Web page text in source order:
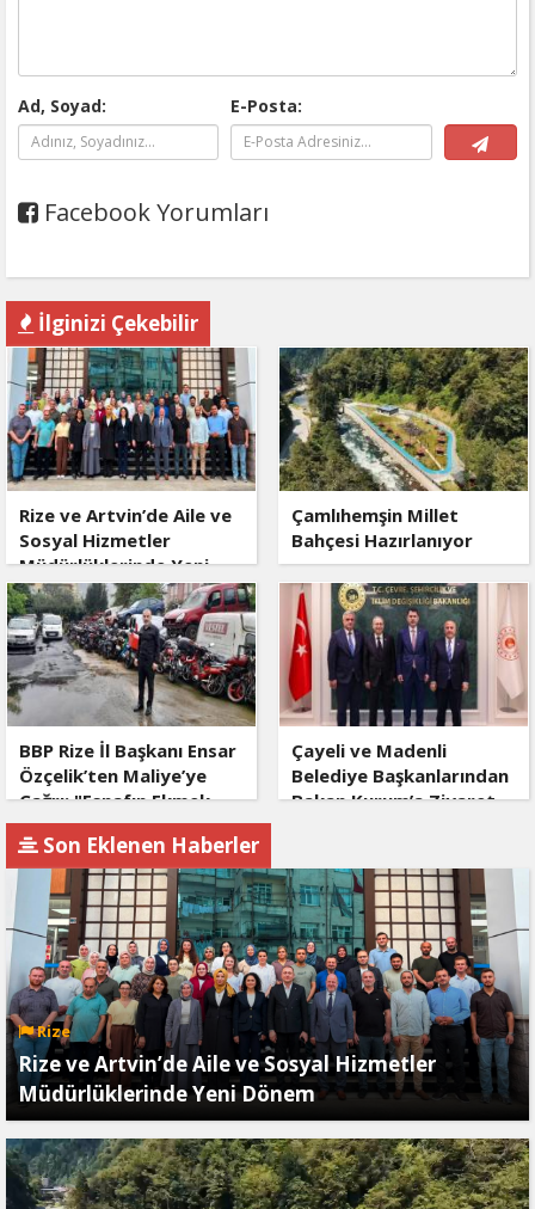
Ad, Soyad: E-Posta:
Facebook Yorumları
İlginizi Çekebilir
Rize ve Artvin’de Aile ve
Sosyal Hizmetler
Müdürlüklerinde Yeni
Dönem
Çamlıhemşin Millet
Bahçesi Hazırlanıyor
BBP Rize İl Başkanı Ensar
Özçelik’ten Maliye’ye
Çağrı: "Esnafın Ekmek
Teknesine Haciz Borcu
Ödetmez, Üretimi
Durdurur!"
Çayeli ve Madenli
Belediye Başkanlarından
Bakan Kurum’a Ziyaret
Son Eklenen Haberler
Rize
Rize ve Artvin’de Aile ve Sosyal Hizmetler
Müdürlüklerinde Yeni Dönem